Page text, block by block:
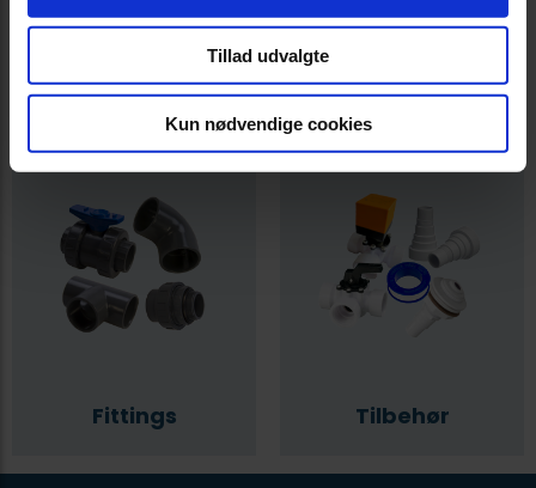
Tillad udvalgte
Kun nødvendige cookies
pools & tilbehør
Fittings Tilbehør